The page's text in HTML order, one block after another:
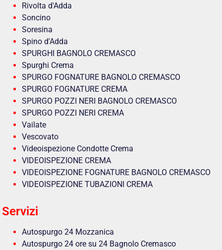
Rivolta d'Adda
Soncino
Soresina
Spino d'Adda
SPURGHI BAGNOLO CREMASCO
Spurghi Crema
SPURGO FOGNATURE BAGNOLO CREMASCO
SPURGO FOGNATURE CREMA
SPURGO POZZI NERI BAGNOLO CREMASCO
SPURGO POZZI NERI CREMA
Vailate
Vescovato
Videoispezione Condotte Crema
VIDEOISPEZIONE CREMA
VIDEOISPEZIONE FOGNATURE BAGNOLO CREMASCO
VIDEOISPEZIONE TUBAZIONI CREMA
Servizi
Autospurgo 24 Mozzanica
Autospurgo 24 ore su 24 Bagnolo Cremasco